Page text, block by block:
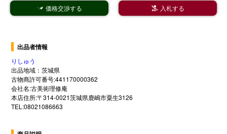
 価格交渉する  入札する
出品者情報
りしゅう
出品地域：茨城県
古物商許可番号:441170000362
会社名:古美術理修庵
本店住所:〒314-0021茨城県鹿嶋市粟生3126
TEL:08021086663